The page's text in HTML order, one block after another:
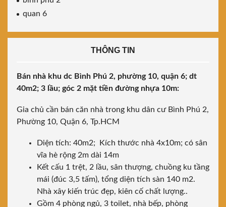
quan 6
THÔNG TIN
Bán nhà khu dc Bình Phú 2, phường 10, quận 6; dt
40m2; 3 lầu; góc 2 mặt tiền đường nhựa 10m:
Gia chủ cần bán căn nhà trong khu dân cư Bình Phú 2,
Phường 10, Quận 6, Tp.HCM
Diện tích: 40m2; Kích thước nhà 4x10m; có sân
vĩa hè rộng 2m dài 14m
Kết cấu 1 trệt, 2 lầu, sân thượng, chuồng ku tầng
mái (đúc 3,5 tấm), tổng diện tích sàn 140 m2.
Nhà xây kiến trúc đẹp, kiên cố chất lượng..
Gồm 4 phòng ngủ, 3 toilet, nhà bếp, phòng